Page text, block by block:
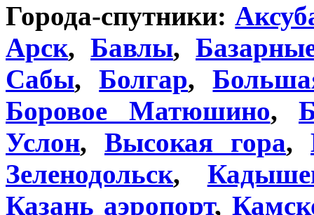
Города-спутники:
Арск, Бавлы,
Сабы,Болгар,
Боровое Матюшино,
Услон, Высокая гора,
Зеленодольск,
Казань аэропорт,